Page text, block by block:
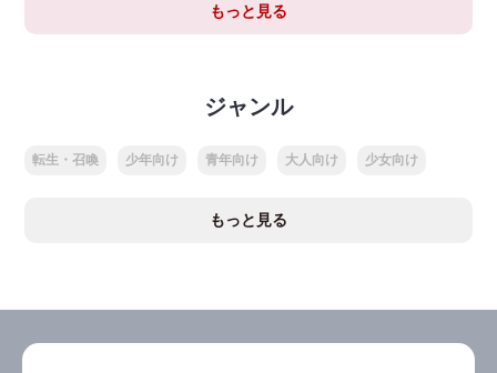
もっと見る
ジャンル
転生・召喚 少年向け 青年向け 大人向け 少女向け
もっと見る